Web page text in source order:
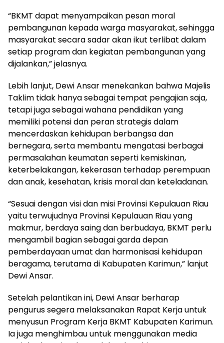
“BKMT dapat menyampaikan pesan moral
pembangunan kepada warga masyarakat, sehingga
masyarakat secara sadar akan ikut terlibat dalam
setiap program dan kegiatan pembangunan yang
dijalankan,” jelasnya.
Lebih lanjut, Dewi Ansar menekankan bahwa Majelis
Taklim tidak hanya sebagai tempat pengajian saja,
tetapi juga sebagai wahana pendidikan yang
memiliki potensi dan peran strategis dalam
mencerdaskan kehidupan berbangsa dan
bernegara, serta membantu mengatasi berbagai
permasalahan keumatan seperti kemiskinan,
keterbelakangan, kekerasan terhadap perempuan
dan anak, kesehatan, krisis moral dan keteladanan.
“Sesuai dengan visi dan misi Provinsi Kepulauan Riau
yaitu terwujudnya Provinsi Kepulauan Riau yang
makmur, berdaya saing dan berbudaya, BKMT perlu
mengambil bagian sebagai garda depan
pemberdayaan umat dan harmonisasi kehidupan
beragama, terutama di Kabupaten Karimun,” lanjut
Dewi Ansar.
Setelah pelantikan ini, Dewi Ansar berharap
pengurus segera melaksanakan Rapat Kerja untuk
menyusun Program Kerja BKMT Kabupaten Karimun.
Ia juga menghimbau untuk menggunakan media